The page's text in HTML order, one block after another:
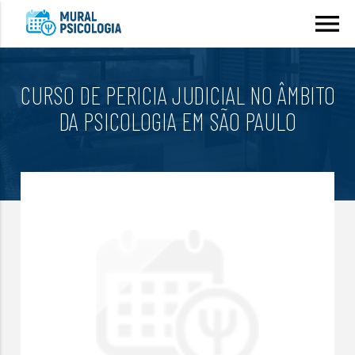
menu
CURSO DE PERICIA JUDICIAL NO ÂMBITO
DA PSICOLOGIA EM SÃO PAULO